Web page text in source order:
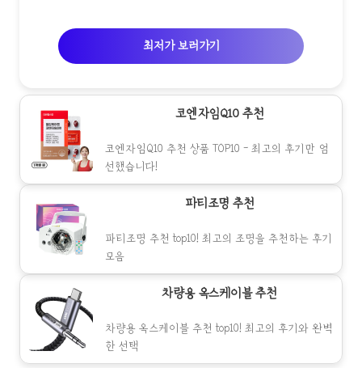
최저가 보러가기
코엔자임Q10 추천
코엔자임Q10 추천 상품 TOP10 - 최고의 후기만 엄
선했습니다!
파티조명 추천
파티조명 추천 top10! 최고의 조명을 추천하는 후기
모음
차량용 옥스케이블 추천
차량용 옥스케이블 추천 top10! 최고의 후기와 완벽
한 선택